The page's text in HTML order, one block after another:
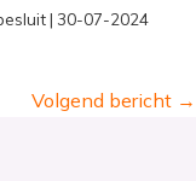
| 30-07-2024
Volgend bericht →